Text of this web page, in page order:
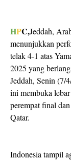
HPC,Jeddah,
menunjukkan
telak 4-1 atas
2025 yang
Jeddah, Senin (7/
ini membuka
perempat final
Qatar.
Indonesia tampil